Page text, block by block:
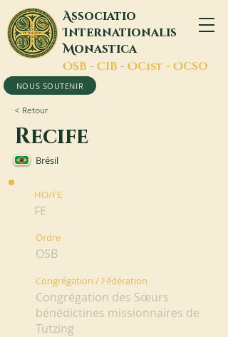
Associatio
Internationalis
Monastica
OSB - CIB - OCist - OCSO
NOUS SOUTENIR
< Retour
Recife
Brésil
HO/FE
FE
Ordre
OSB
Congrégation / Fédération
Congrégation des Sœurs
bénédictines missionnaires de
Tutzing